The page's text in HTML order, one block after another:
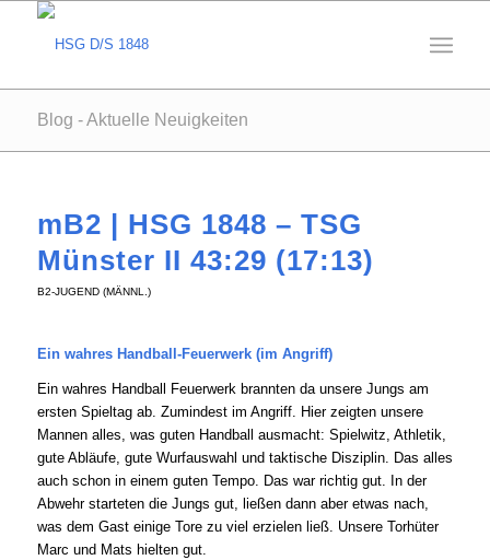
Blog - Aktuelle Neuigkeiten
mB2 | HSG 1848 – TSG
Münster II 43:29 (17:13)
B2-JUGEND (MÄNNL.)
Ein wahres Handball-Feuerwerk (im Angriff)
Ein wahres Handball Feuerwerk brannten da unsere Jungs am
ersten Spieltag ab. Zumindest im Angriff. Hier zeigten unsere
Mannen alles, was guten Handball ausmacht: Spielwitz, Athletik,
gute Abläufe, gute Wurfauswahl und taktische Disziplin. Das alles
auch schon in einem guten Tempo. Das war richtig gut. In der
Abwehr starteten die Jungs gut, ließen dann aber etwas nach,
was dem Gast einige Tore zu viel erzielen ließ. Unsere Torhüter
Marc und Mats hielten gut.